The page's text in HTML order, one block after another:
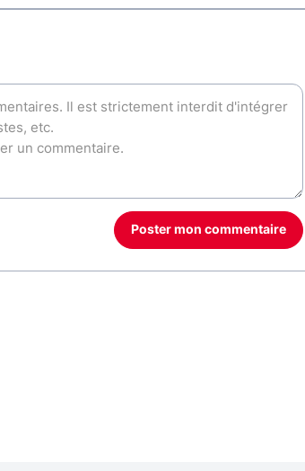
Poster mon commentaire